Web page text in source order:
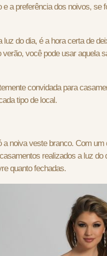
e a preferência dos noivos,
luz do dia, é a hora certa de
você pode usar aquela
convidada para
tipo de local.
a noiva veste branco. Com um
realizados a luz
quanto fechadas.